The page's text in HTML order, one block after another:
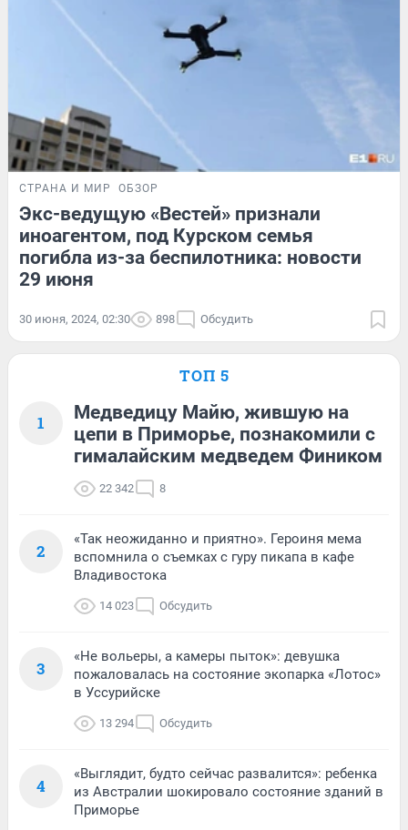
СТРАНА И МИР ОБЗОР
Экс-ведущую «Вестей» признали
иноагентом, под Курском семья
погибла из-за беспилотника: новости
29 июня
30 июня, 2024, 02:30 898 Обсудить
ТОП 5
1
Медведицу Майю, жившую на
цепи в Приморье, познакомили с
гималайским медведем Фиником
22 342 8
2
«Так неожиданно и приятно». Героиня мема
вспомнила о съемках с гуру пикапа в кафе
Владивостока
14 023 Обсудить
3
«Не вольеры, а камеры пыток»: девушка
пожаловалась на состояние экопарка «Лотос»
в Уссурийске
13 294 Обсудить
4
«Выглядит, будто сейчас развалится»: ребенка
из Австралии шокировало состояние зданий в
Приморье